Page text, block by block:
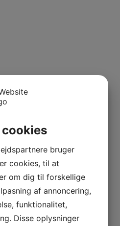
bruger
cookies, til at
om dig til forskellige
af annoncering,
funktionalitet,
Disse oplysninger